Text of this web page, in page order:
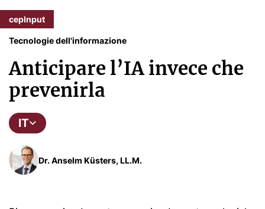
cepInput
Tecnologie dell'informazione
Anticipare l’IA invece che
prevenirla
IT
Dr. Anselm Küsters, LL.M.